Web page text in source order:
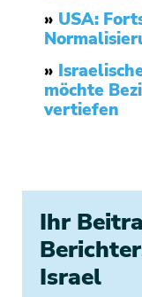
» USA:
»
möchte
vertiefen
Ihr
Israel